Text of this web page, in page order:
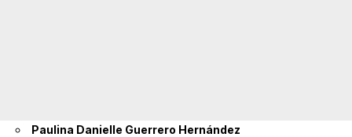
Paulina Danielle Guerrero Hernández